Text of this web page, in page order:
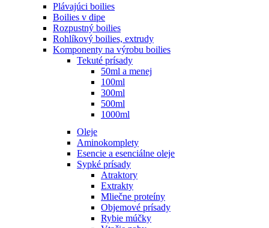
Plávajúci boilies
Boilies v dipe
Rozpustný boilies
Rohlíkový boilies, extrudy
Komponenty na výrobu boilies
Tekuté prísady
50ml a menej
100ml
300ml
500ml
1000ml
Oleje
Aminokomplety
Esencie a esenciálne oleje
Sypké prísady
Atraktory
Extrakty
Mliečne proteíny
Objemové prísady
Rybie múčky